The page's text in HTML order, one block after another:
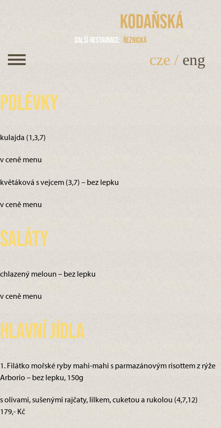
Kodaňská
Další restaurace Řeznická
cze / eng
Polévky
kulajda (1,3,7)
v ceně menu
květáková s vejcem (3,7) – bez lepku
v ceně menu
Saláty
chlazený meloun – bez lepku
v ceně menu
Hlavní jídla
1. Filátko mořské ryby mahi-mahi s parmazánovým risottem z rýže
Arborio – bez lepku, 150g
s olivami, sušenými rajčaty, lilkem, cuketou a rukolou (4,7,12)
179,- Kč